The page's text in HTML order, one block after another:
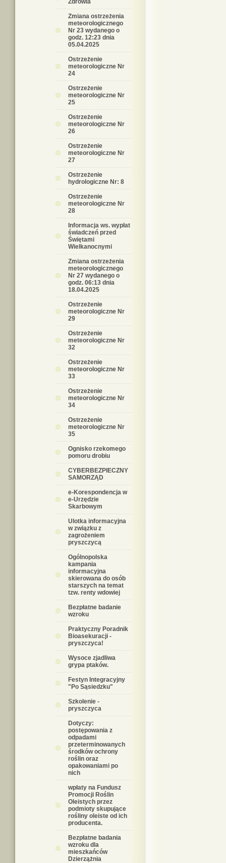
Zdrowia
Zmiana ostrzeżenia
meteorologicznego
Nr 23 wydanego o
godz. 12:23 dnia
05.04.2025
Ostrzeżenie
meteorologiczne Nr
24
Ostrzeżenie
meteorologiczne Nr
25
Ostrzeżenie
meteorologiczne Nr
26
Ostrzeżenie
meteorologiczne Nr
27
Ostrzeżenie
hydrologiczne Nr: 8
Ostrzeżenie
meteorologiczne Nr
28
Informacja ws. wypłat
świadczeń przed
Świętami
Wielkanocnymi
Zmiana ostrzeżenia
meteorologicznego
Nr 27 wydanego o
godz. 06:13 dnia
18.04.2025
Ostrzeżenie
meteorologiczne Nr
29
Ostrzeżenie
meteorologiczne Nr
32
Ostrzeżenie
meteorologiczne Nr
33
Ostrzeżenie
meteorologiczne Nr
34
Ostrzeżenie
meteorologiczne Nr
35
Ognisko rzekomego
pomoru drobiu
CYBERBEZPIECZNY
SAMORZĄD
e-Korespondencja w
e-Urzędzie
Skarbowym
Ulotka informacyjna
w związku z
zagrożeniem
pryszczycą
Ogólnopolska
kampania
informacyjna
skierowana do osób
starszych na temat
tzw. renty wdowiej
Bezpłatne badanie
wzroku
Praktyczny Poradnik
Bioasekuracji -
pryszczyca!
Wysoce zjadliwa
grypa ptaków.
Festyn Integracyjny
"Po Sąsiedzku"
Szkolenie -
pryszczyca
Dotyczy:
postępowania z
odpadami
przeterminowanych
środków ochrony
roślin oraz
opakowaniami po
nich
wpłaty na Fundusz
Promocji Roślin
Oleistych przez
podmioty skupujące
rośliny oleiste od ich
producenta.
Bezpłatne badania
wzroku dla
mieszkańców
Dzierzążnia